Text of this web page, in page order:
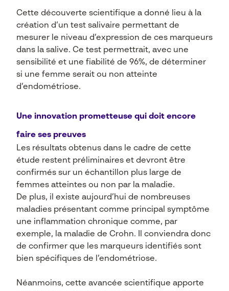
Cette découverte scientifique a donné lieu à la
création d’un test salivaire permettant de
mesurer le niveau d’expression de ces marqueurs
dans la salive. Ce test permettrait, avec une
sensibilité et une fiabilité de 96%, de déterminer
si une femme serait ou non atteinte
d’endométriose.
Une innovation prometteuse qui doit encore
faire ses preuves
Les résultats obtenus dans le cadre de cette
étude restent préliminaires et devront être
confirmés sur un échantillon plus large de
femmes atteintes ou non par la maladie.
De plus, il existe aujourd’hui de nombreuses
maladies présentant comme principal symptôme
une inflammation chronique comme, par
exemple, la maladie de Crohn. Il conviendra donc
de confirmer que les marqueurs identifiés sont
bien spécifiques de l’endométriose.
Néanmoins, cette avancée scientifique apporte